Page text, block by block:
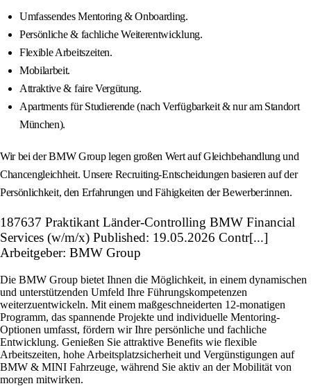
Umfassendes Mentoring & Onboarding.
Persönliche & fachliche Weiterentwicklung.
Flexible Arbeitszeiten.
Mobilarbeit.
Attraktive & faire Vergütung.
Apartments für Studierende (nach Verfügbarkeit & nur am Standort
München).
Wir bei der BMW Group legen großen Wert auf Gleichbehandlung und
Chancengleichheit. Unsere Recruiting-Entscheidungen basieren auf der
Persönlichkeit, den Erfahrungen und Fähigkeiten der Bewerber:innen.
187637 Praktikant Länder-Controlling BMW Financial
Services (w/m/x) Published: 19.05.2026 Contr[...]
Arbeitgeber: BMW Group
Die BMW Group bietet Ihnen die Möglichkeit, in einem dynamischen
und unterstützenden Umfeld Ihre Führungskompetenzen
weiterzuentwickeln. Mit einem maßgeschneiderten 12-monatigen
Programm, das spannende Projekte und individuelle Mentoring-
Optionen umfasst, fördern wir Ihre persönliche und fachliche
Entwicklung. Genießen Sie attraktive Benefits wie flexible
Arbeitszeiten, hohe Arbeitsplatzsicherheit und Vergünstigungen auf
BMW & MINI Fahrzeuge, während Sie aktiv an der Mobilität von
morgen mitwirken.